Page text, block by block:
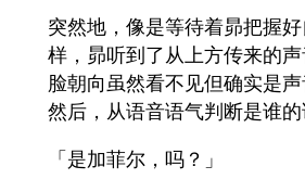
突然地，像是等待着昴把握
样，昴听到了从上方传来的
脸朝向虽然看不见但确实是声
然后，从语音语气判断是谁的
「是加菲尔，吗？」